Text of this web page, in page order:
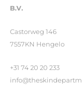
B.V.
Castorweg 146
7557KN Hengelo
+31 74 20 20 233